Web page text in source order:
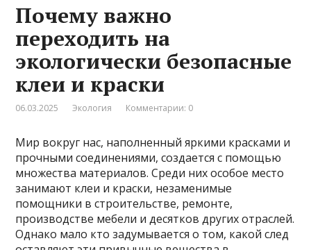
Почему важно
переходить на
экологически безопасные
клеи и краски
06.03.2025 Экология Комментарии: 0
Мир вокруг нас, наполненный яркими красками и
прочными соединениями, создается с помощью
множества материалов. Среди них особое место
занимают клеи и краски, незаменимые
помощники в строительстве, ремонте,
производстве мебели и десятков других отраслей.
Однако мало кто задумывается о том, какой след